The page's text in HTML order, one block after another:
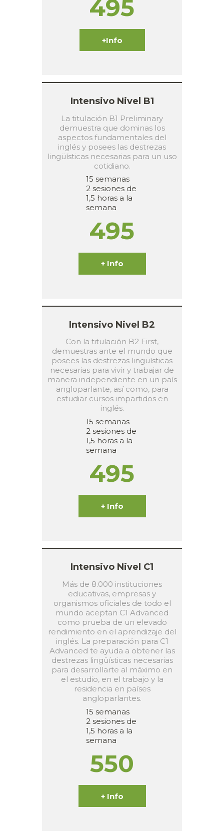
495
+Info
Intensivo Nivel B1
La titulación B1 Preliminary
demuestra que dominas los
aspectos fundamentales del
inglés y posees las destrezas
lingüísticas necesarias para un uso
cotidiano.
15 semanas
2 sesiones de
1,5 horas a la
semana
495
+ Info
Intensivo Nivel B2
Con la titulación B2 First,
demuestras ante el mundo que
posees las destrezas lingüísticas
necesarias para vivir y trabajar de
manera independiente en un país
angloparlante, así como, para
estudiar cursos impartidos en
inglés.
15 semanas
2 sesiones de
1,5 horas a la
semana
495
+ Info
Intensivo Nivel C1
Más de 8.000 instituciones
educativas, empresas y
organismos oficiales de todo el
mundo aceptan C1 Advanced
como prueba de un elevado
rendimiento en el aprendizaje del
inglés. La preparación para C1
Advanced te ayuda a obtener las
destrezas lingüísticas necesarias
para desarrollarte al máximo en
el estudio, en el trabajo y la
residencia en países
angloparlantes.
15 semanas
2 sesiones de
1,5 horas a la
semana
550
+ Info